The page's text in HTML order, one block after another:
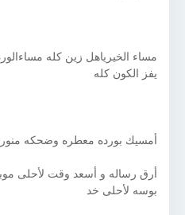
مساء الخيرياهل زين كله
يفز الكون كله
أمسيك بورده معطره وضحكه
أرق رساله و أسعد وقت لأحلى
بوسه لأحلى خد